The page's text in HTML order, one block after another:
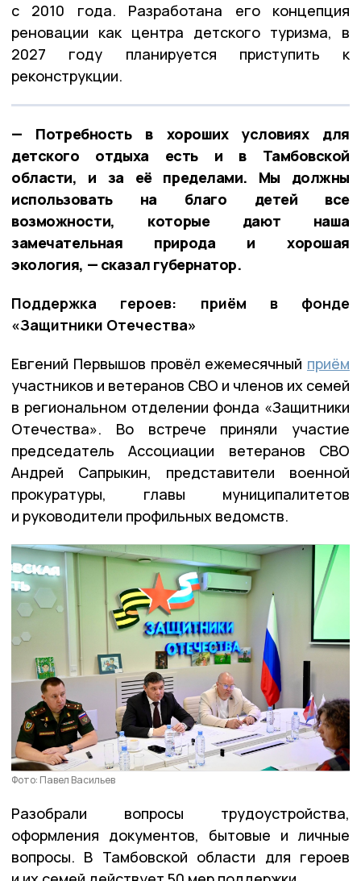
с 2010 года. Разработана его концепция
реновации как центра детского туризма, в
2027 году планируется приступить к
реконструкции.
— Потребность в хороших условиях для
детского отдыха есть и в Тамбовской
области, и за её пределами. Мы должны
использовать на благо детей все
возможности, которые дают наша
замечательная природа и хорошая
экология, — сказал губернатор.
Поддержка героев: приём в фонде
«Защитники Отечества»
Евгений Первышов провёл ежемесячный приём
участников и ветеранов СВО и членов их семей
в региональном отделении фонда «Защитники
Отечества». Во встрече приняли участие
председатель Ассоциации ветеранов СВО
Андрей Сапрыкин, представители военной
прокуратуры, главы муниципалитетов
и руководители профильных ведомств.
Фото: Павел Васильев
Разобрали вопросы трудоустройства,
оформления документов, бытовые и личные
вопросы. В Тамбовской области для героев